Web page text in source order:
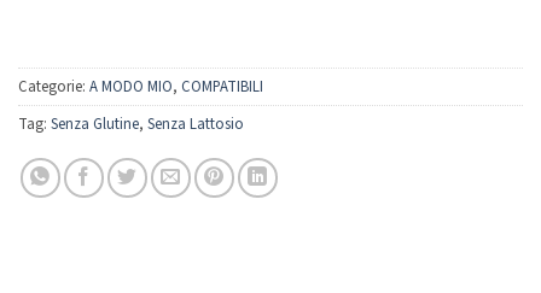
Categorie: A MODO MIO, COMPATIBILI
Tag: Senza Glutine, Senza Lattosio